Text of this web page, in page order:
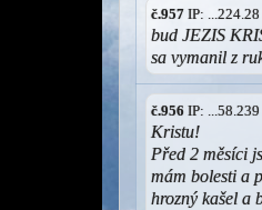
č.957 IP:
bud JEZIS
sa vymanil z
č.956 IP:
Kristu!
Před 2 měsíci
mám bolesti a
hrozný kašel a